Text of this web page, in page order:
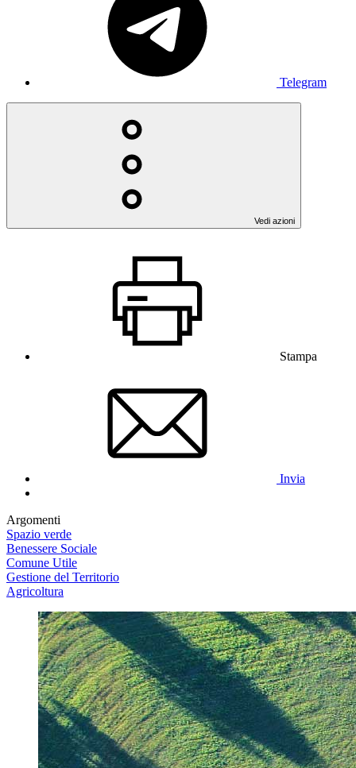
Telegram
Vedi azioni
Stampa
Invia
Argomenti
Spazio verde
Benessere Sociale
Comune Utile
Gestione del Territorio
Agricoltura